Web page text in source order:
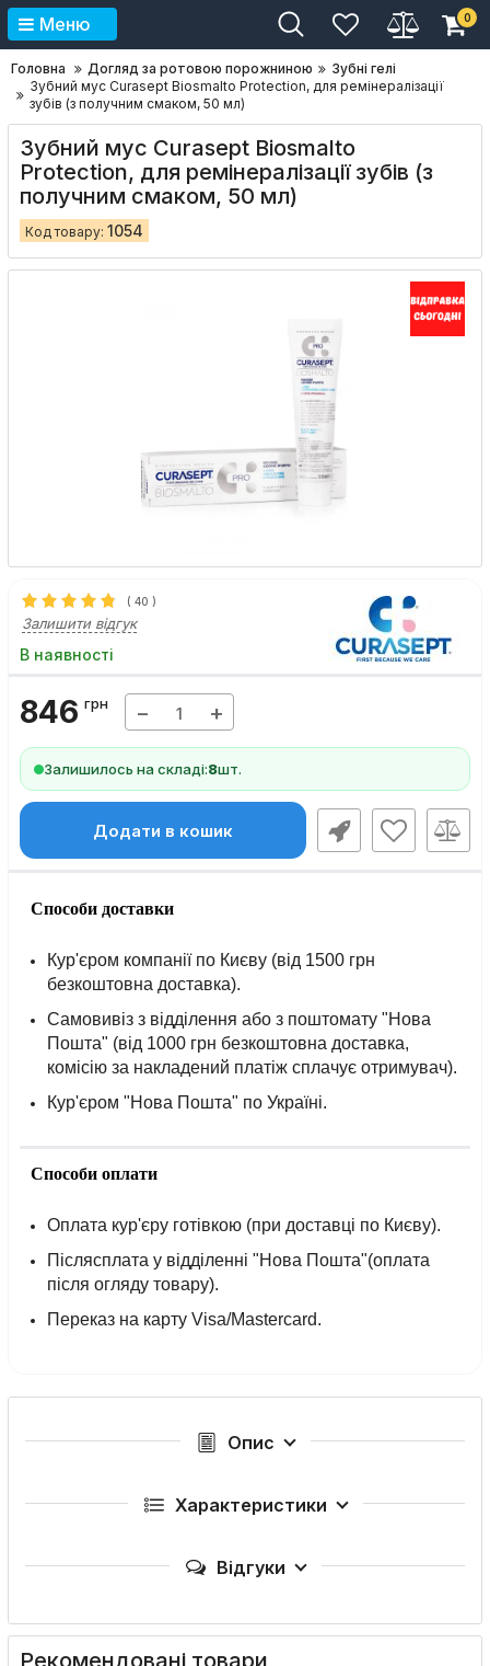
Меню 0
Головна Догляд за ротовою порожниною
Зубні гелі
Зубний мус Curasept Biosmalto Protection, для ремінералізації
зубів (з получним смаком, 50 мл)
Зубний мус Curasept Biosmalto
Protection, для ремінералізації зубів (з
получним смаком, 50 мл)
Код товару: 1054
( 40 )
Залишити відгук
В наявності
846 грн − +
Залишилось на складі:8шт.
Додати в кошик
Способи доставки
Кур'єром компанії по Києву (від 1500 грн
безкоштовна доставка).
Самовивіз з відділення або з поштомату "Нова
Пошта" (від 1000 грн безкоштовна доставка,
комісію за накладений платіж сплачує отримувач).
Кур'єром "Нова Пошта" по Україні.
Способи оплати
Оплата кур'єру готівкою (при доставці по Києву).
Післясплата у відділенні "Нова Пошта"(оплата
після огляду товару).
Переказ на карту Visa/Mastercard.
Опис
Характеристики
Відгуки
Рекомендовані товари